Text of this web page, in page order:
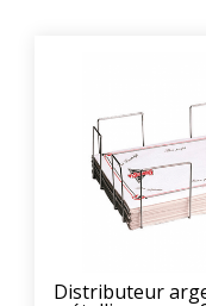
Distributeur